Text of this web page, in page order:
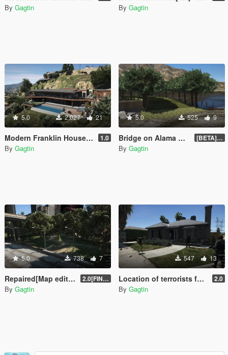
By Gagtin By Gagtin
5.0 2,027 21
Modern Franklin House[Map editor][.XML][YMAP] 1.0
By Gagtin
5.0 525 9
Bridge on Alama Sea[Map editor][.XML][YMAP] [BETA] 1.0
By Gagtin
5.0 738 7
Repaired[Map editor][YMAP][.XML] 2.0[FINAL]
By Gagtin
547 13
Location of terrorists found(Two part)[Map editor][.XML] 2.0
By Gagtin